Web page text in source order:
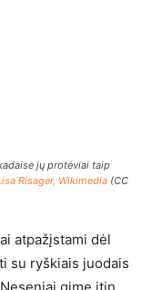
jų protėviai taip
Risager, Wikimedia (CC
atpažįstami dėl
su ryškiais juodais